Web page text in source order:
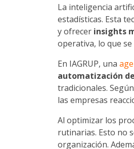
La inteligencia
estadísticas. Esta
y ofrecer insights
operativa, lo que
En IAGRUP, una
automatización
tradicionales.
las empresas
Al optimizar los
rutinarias. Esto no
organización.